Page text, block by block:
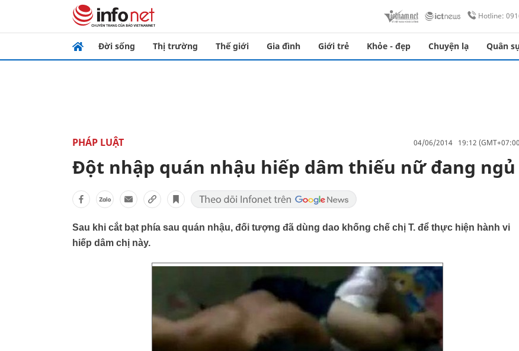
Hotline:
Đời sống Thị trường Thế giới Gia đình Giới trẻ Khỏe - đẹp Chuyện lạ Quân
PHÁP LUẬT 04/06/2014 19:12
Đột nhập quán nhậu hiếp dâm thiếu nữ đang ngủ
Sau khi cắt bạt phía sau quán nhậu, đối tượng đã dùng dao khống chế chị T. để thực hiện hành vi
hiếp dâm chị này.